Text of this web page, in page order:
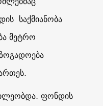
საქმიანობა
მეტრო
ფონდის